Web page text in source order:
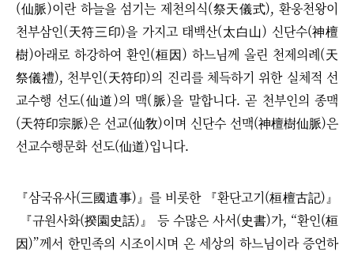
(仙脈)이란 하늘을 섬기는 제천의식(祭天儀式), 환웅천왕이
천부삼인(天符三印)을 가지고 태백산(太白山) 신단수(神檀
樹)아래로 하강하여 환인(桓因) 하느님께 올린 천제의례(天
祭儀禮), 천부인(天符印)의 진리를 체득하기 위한 실체적 선
교수행 선도(仙道)의 맥(脈)을 말합니다. 곧 천부인의 종맥
(天符印宗脈)은 선교(仙敎)이며 신단수 선맥(神檀樹仙脈)은
선교수행문화 선도(仙道)입니다.
『삼국유사(三國遺事)』를 비롯한 『환단고기(桓檀古記)』
『규원사화(揆園史話)』
등 수많은 사서(史書)가, “환인(桓
因)”께서 한민족의 시조이시며 온 세상의 하느님이라 증언하